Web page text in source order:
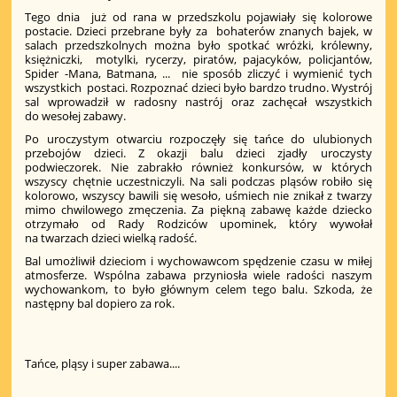
Tego dnia już od rana w przedszkolu pojawiały się kolorowe
postacie. Dzieci przebrane były za bohaterów znanych bajek, w
salach przedszkolnych można było spotkać wróżki, królewny,
księżniczki, motylki, rycerzy, piratów, pajacyków, policjantów,
Spider -Mana, Batmana, ... nie sposób zliczyć i wymienić tych
wszystkich postaci. Rozpoznać dzieci było bardzo trudno. Wystrój
sal wprowadził w radosny nastrój oraz zachęcał wszystkich
do wesołej zabawy.
Po uroczystym otwarciu rozpoczęły się tańce do ulubionych
przebojów dzieci. Z okazji balu dzieci zjadły uroczysty
podwieczorek. Nie zabrakło również konkursów, w których
wszyscy chętnie uczestniczyli. Na sali podczas pląsów robiło się
kolorowo, wszyscy bawili się wesoło, uśmiech nie znikał z twarzy
mimo chwilowego zmęczenia. Za piękną zabawę każde dziecko
otrzymało od Rady Rodziców upominek, który wywołał
na twarzach dzieci wielką radość.
Bal umożliwił dzieciom i wychowawcom spędzenie czasu w miłej
atmosferze. Wspólna zabawa przyniosła wiele radości naszym
wychowankom, to było głównym celem tego balu. Szkoda, że
następny bal dopiero za rok.
Tańce, pląsy i super zabawa....